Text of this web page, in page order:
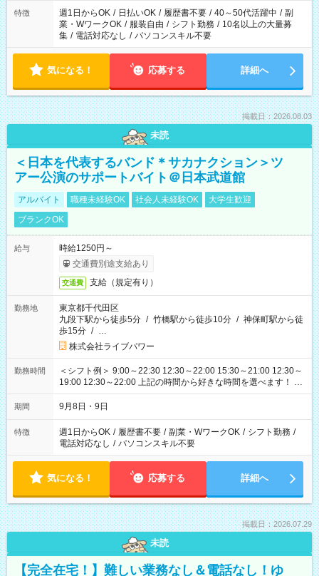
特徴 週1日からOK / 日払いOK / 履歴書不要 / 40～50代活躍中 / 副
業・WワークOK / 服装自由 / シフト勤務 / 10名以上の大量募
集 / 電話対応なし / パソコンスキル不要
気になる！ 応募する 詳細へ
掲載日：2026.08.03
未読
＜日本を代表するバンド＊サカナクション＞ツ
アー公演のサポートバイト＠日本武道館
アルバイト 職種未経験OK 社会人未経験OK
大学生歓迎
ブランクOK
給与
時給1250円～
交通費別途支給あり
交通費 支給（規定有り）
勤務地
東京都千代田区
九段下駅から徒歩5分 / 竹橋駅から徒歩10分 / 神保町駅から徒
歩15分 / …
株式会社ライブパワー
勤務時間
＜シフト例＞ 9:00～22:30 12:30～22:00 15:30～21:00 12:30～
19:00 12:30～22:00 上記の時間から好きな時間を選べます！ ※
時間は変更となる可能性があります
期間 9月8日・9日
特徴 週1日からOK / 履歴書不要 / 副業・WワークOK / シフト勤務 /
電話対応なし / パソコンスキル不要
気になる！ 応募する 詳細へ
掲載日：2026.07.29
未読
【完全在宅！】難しい業務なし＆電話なし！ゆ